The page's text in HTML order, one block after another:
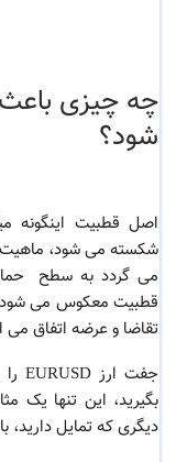
چه چیزی
شود؟
اصل قطبیت اینگونه
شکسته می شود، ماهیت
می گردد به سطح
قطبیت معکوس می
تقاضا و عرضه اتفاق می
بگیرید، این تنها یک
دیگری که تمایل دارید،